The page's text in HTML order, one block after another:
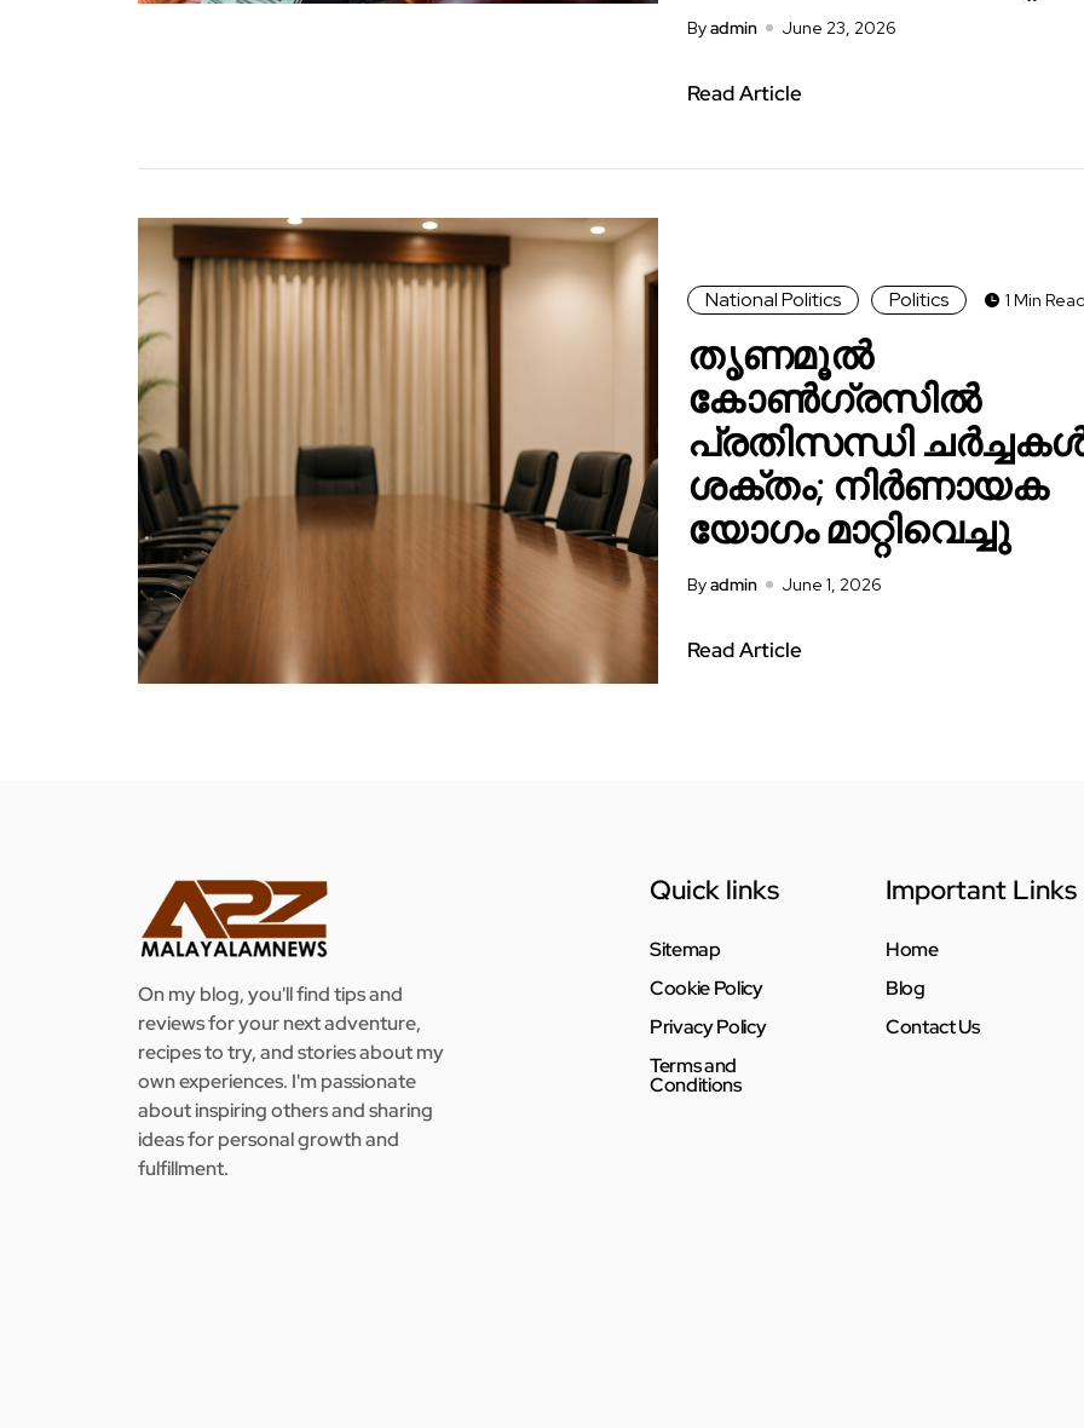
Byadmin June 23, 2026
Read Article
National Politics Politics 1 Min
തൃണമൂൽ
കോൺഗ്രസിൽ
പ്രതിസന്ധി
ശക്തം; നിർണായക
യോഗം മാറ്റിവെച്ചു
Byadmin June 1, 2026
Read Article
On my blog, you'll find tips and
reviews for your next adventure,
recipes to try, and stories about my
own experiences. I'm passionate
about inspiring others and sharing
ideas for personal growth and
fulfillment.
Quick links
Sitemap
Cookie Policy
Privacy Policy
Terms and
Conditions
Important Links
Home
Blog
Contact Us